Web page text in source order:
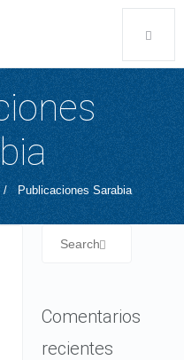
/ Publicaciones Sarabia
Comentarios
recientes